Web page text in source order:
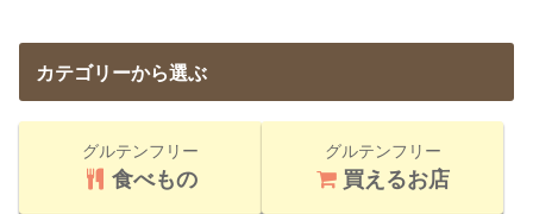
カテゴリーから選ぶ
グルテンフリー
食べもの
グルテンフリー
買えるお店